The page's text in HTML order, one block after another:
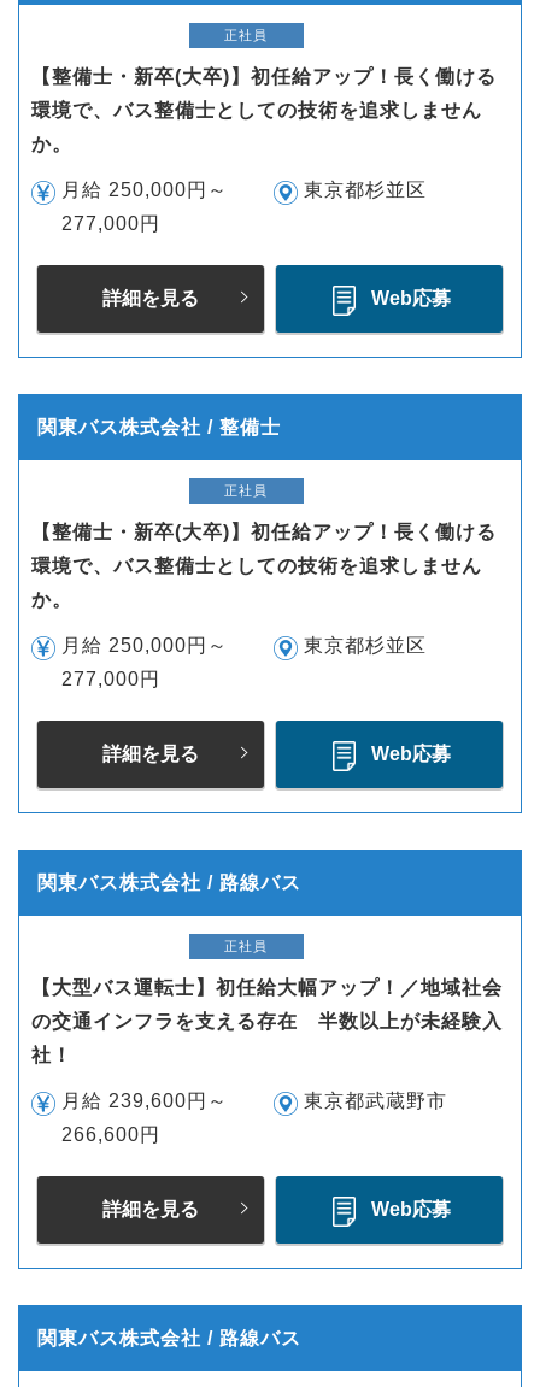
正社員
【整備士・新卒(大卒)】初任給アップ！長く働ける
環境で、バス整備士としての技術を追求しません
か。
月給 250,000円～
277,000円
東京都杉並区
詳細を見る Web応募
関東バス株式会社 / 整備士
正社員
【整備士・新卒(大卒)】初任給アップ！長く働ける
環境で、バス整備士としての技術を追求しません
か。
月給 250,000円～
277,000円
東京都杉並区
詳細を見る Web応募
関東バス株式会社 / 路線バス
正社員
【大型バス運転士】初任給大幅アップ！／地域社会
の交通インフラを支える存在 半数以上が未経験入
社！
月給 239,600円～
266,600円
東京都武蔵野市
詳細を見る Web応募
関東バス株式会社 / 路線バス